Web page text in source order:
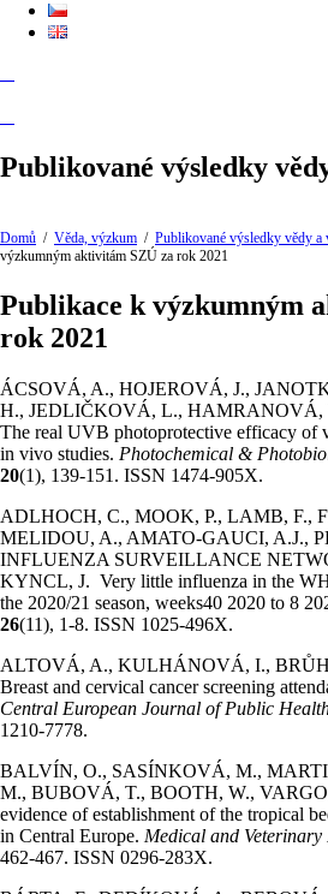
Publikované výsledky
Domů / Věda, výzkum / Publikované výsledky vědy
výzkumným aktivitám SZÚ za rok 2021
Publikace k výzkumným
rok 2021
ÁCSOVÁ, A., HOJEROVÁ, J.,
H., JEDLIČKOVÁ, L.,
The real UVB photoprotective efficacy of
in vivo studies. Photochemical &
20(1), 139-151. ISSN 1474-905X.
ADLHOCH, C., MOOK, P., LAMB, F.,
MELIDOU, A., AMATO-GAUCI, A.J.,
INFLUENZA SURVEILLANCE
KYNCL, J. Very little influenza in the
the 2020/21 season, weeks40 2020 to 8
26(11), 1-8. ISSN 1025-496X.
ALTOVÁ, A., KULHÁNOVÁ, I.,
Breast and cervical cancer screening
Central European Journal of Public
1210-7778.
BALVÍN, O., SASÍNKOVÁ, M.,
M., BUBOVÁ, T., BOOTH, W.,
evidence of establishment of the tropical
in Central Europe. Medical and
462-467. ISSN 0296-283X.